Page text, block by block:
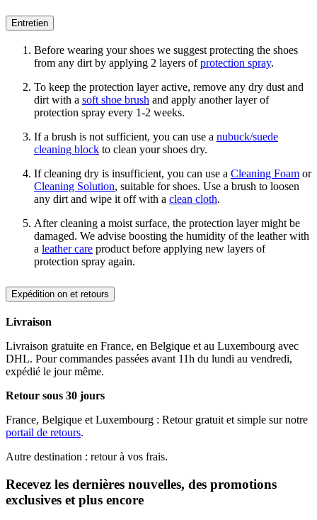
Entretien
Before wearing your shoes we suggest protecting the shoes
from any dirt by applying 2 layers ofprotection spray.
To keep the protection layer active, remove any dry dust and
dirt with a soft shoe brush and apply another layer of
protection spray every 1-2 weeks.
If a brush is not sufficient, you can use a nubuck/suede
cleaning block to clean your shoes dry.
If cleaning dry is insufficient, you can use a Cleaning Foam or
Cleaning Solution, suitable for shoes. Use a brush to loosen
any dirt and wipe it off with a clean cloth.
After cleaning a moist surface, the protection layer might be
damaged. We advise boosting the humidity of the leather with
a leather care product before applying new layers of
protection spray again.
Expédition on et retours
Livraison
Livraison gratuite en France, en Belgique et au Luxembourg avec
DHL. Pour commandes passées avant 11h du lundi au vendredi,
expédié le jour même.
Retour sous 30 jours
France, Belgique et Luxembourg : Retour gratuit et simple sur notre
portail de retours.
Autre destination : retour à vos frais.
Recevez les dernières nouvelles, des promotions
exclusives et plus encore